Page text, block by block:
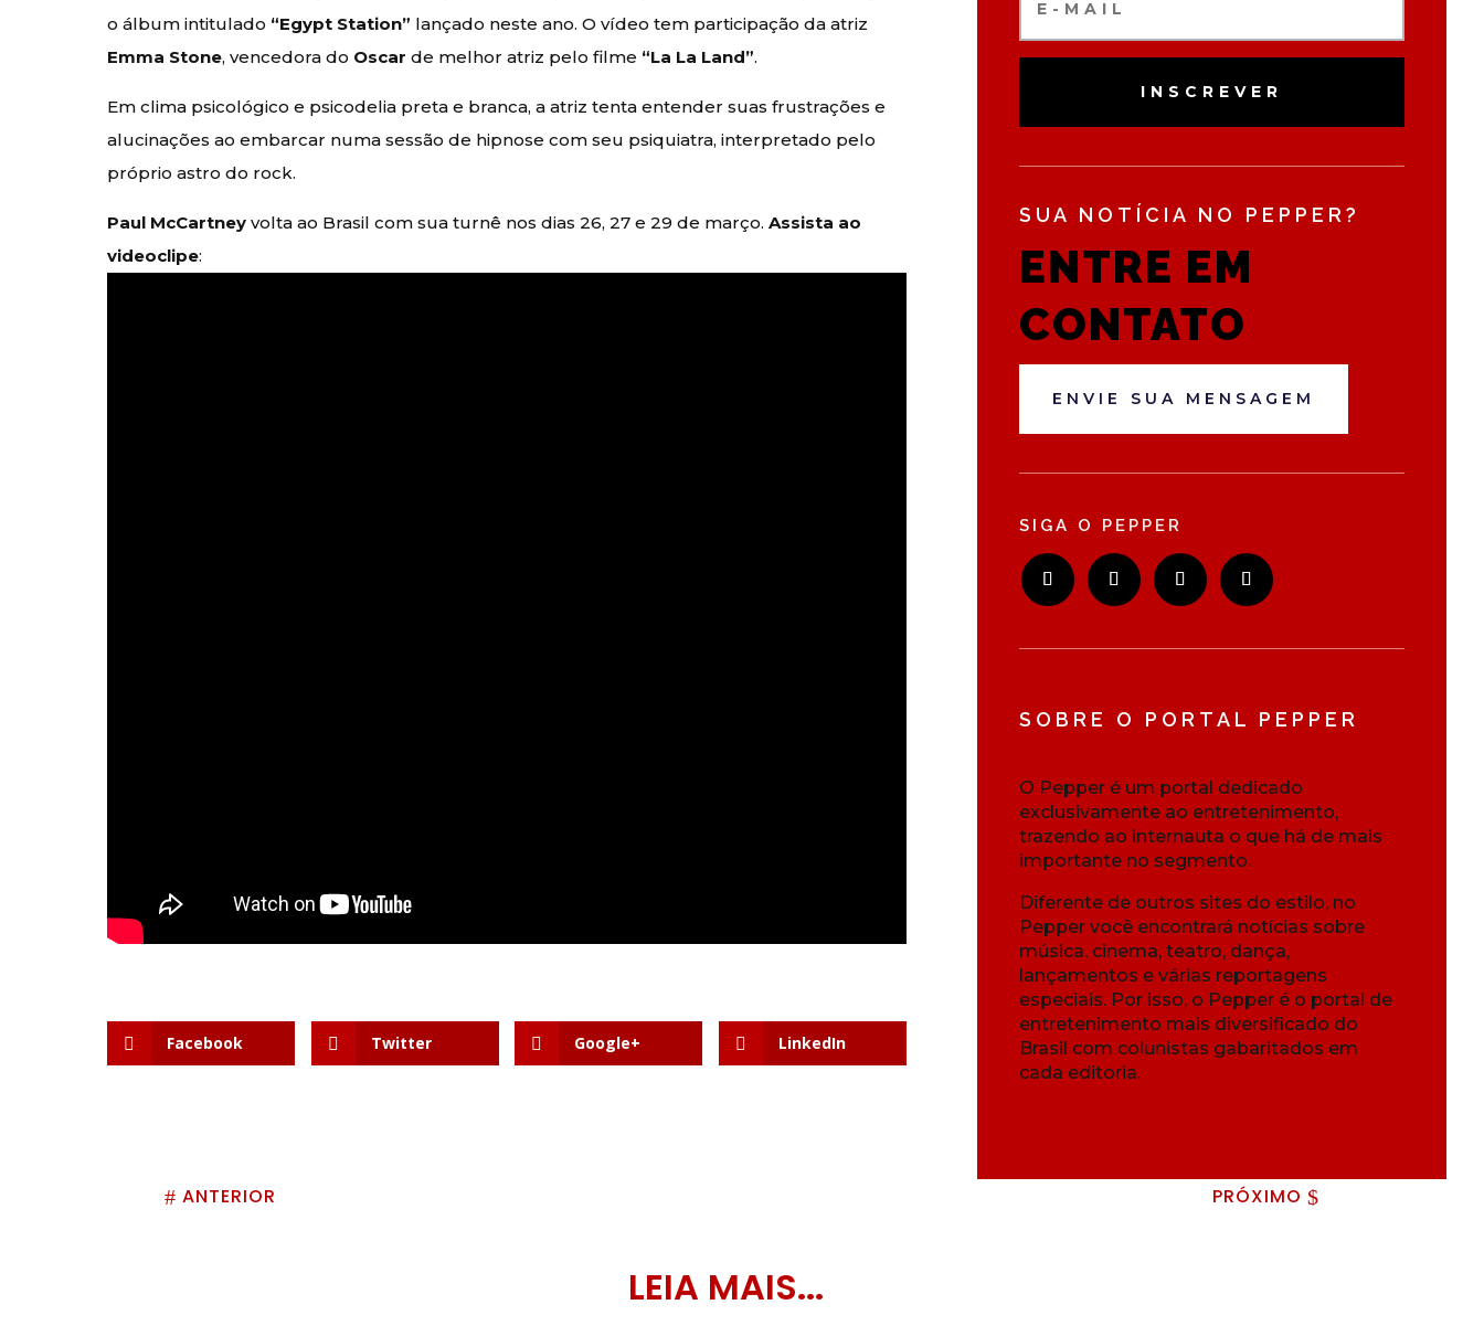
o álbum intitulado “Egypt Station” lançado neste ano. O vídeo tem participação da atriz
Emma Stone, vencedora do Oscar de melhor atriz pelo filme “La La Land”.
Em clima psicológico e psicodelia preta e branca, a atriz tenta entender suas frustrações e
alucinações ao embarcar numa sessão de hipnose com seu psiquiatra, interpretado pelo
próprio astro do rock.
Paul McCartney volta ao Brasil com sua turnê nos dias 26, 27 e 29 de março.Assista ao
videoclipe:
Facebook Twitter Google+ LinkedIn
INSCREVER
SUA NOTÍCIA NO PEPPER?
ENTRE EM
CONTATO
ENVIE SUA MENSAGEM
SIGA O PEPPER
SOBRE O PORTAL PEPPER
O Pepper é um portal dedicado
exclusivamente ao entretenimento,
trazendo ao internauta o que há de mais
importante no segmento.
Diferente de outros sites do estilo, no
Pepper você encontrará notícias sobre
música, cinema, teatro, dança,
lançamentos e várias reportagens
especiais. Por isso, o Pepper é o portal de
entretenimento mais diversificado do
Brasil com colunistas gabaritados em
cada editoria.
# ANTERIOR PRÓXIMO $
LEIA MAIS...